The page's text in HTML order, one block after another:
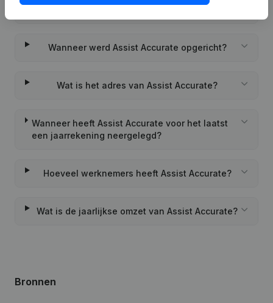
Wanneer werd Assist Accurate opgericht?
Wat is het adres van Assist Accurate?
Wanneer heeft Assist Accurate voor het laatst
een jaarrekening neergelegd?
Hoeveel werknemers heeft Assist Accurate?
Wat is de jaarlijkse omzet van Assist Accurate?
Bronnen